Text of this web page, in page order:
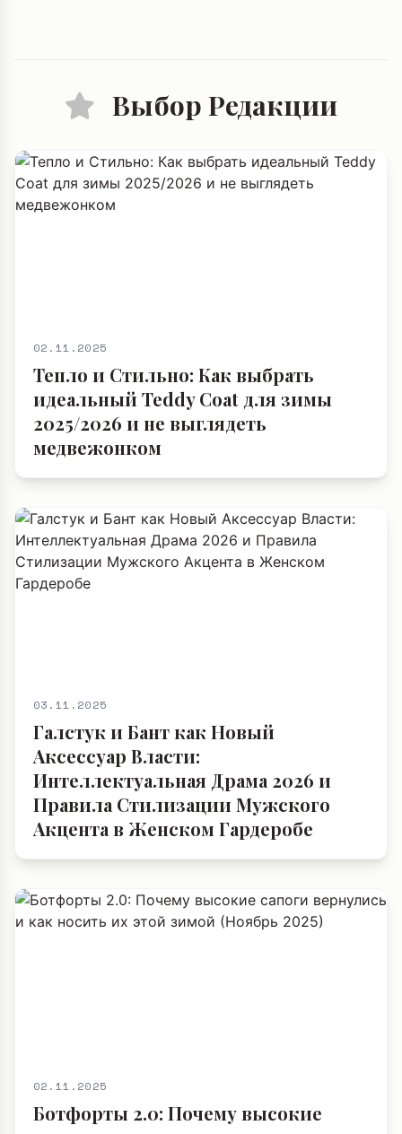
Выбор Редакции
02.11.2025
Тепло и Стильно: Как выбрать
идеальный Teddy Coat для зимы
2025/2026 и не выглядеть
медвежонком
03.11.2025
Галстук и Бант как Новый
Аксессуар Власти:
Интеллектуальная Драма 2026 и
Правила Стилизации Мужского
Акцента в Женском Гардеробе
02.11.2025
Ботфорты 2.0: Почему высокие